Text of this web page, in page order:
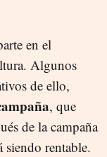
en el
Algunos
de ello,
, que
de la campaña
rentable.